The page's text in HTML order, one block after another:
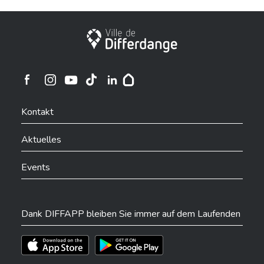
Stadt Differdingen
Ville de Differdange sur Instagram
Kontakt
Aktuelles
Events
Dank DIFFAPP bleiben Sie immer auf dem Laufenden
Téléchargez l'app sur l'App StoreTéléchargez l'app sur Play Store